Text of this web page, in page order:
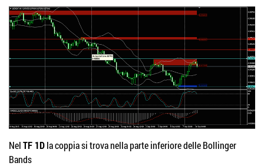
NelTF 1Dla coppia si trova nella parte inferiore delle Bollinger
Bands